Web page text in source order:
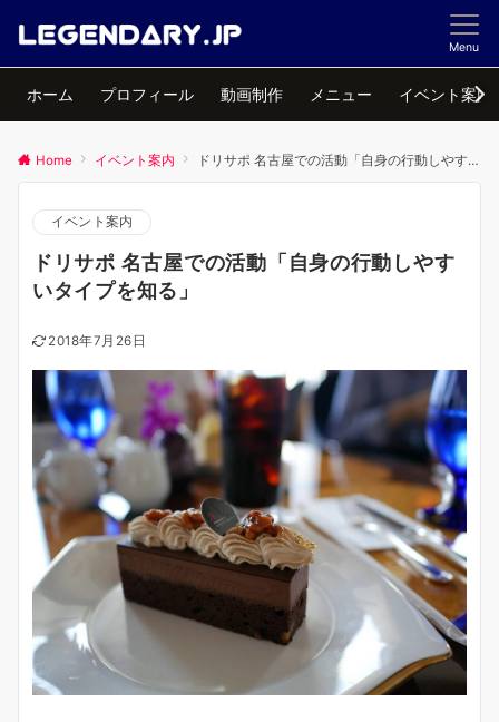
Menu
ホーム プロフィール 動画制作 メニュー イベント案内
Home イベント案内 ドリサポ 名古屋での活動「自身の行動しやすいタイプを知る」
イベント案内
ドリサポ 名古屋での活動「自身の行動しやす
いタイプを知る」
2018年7月26日